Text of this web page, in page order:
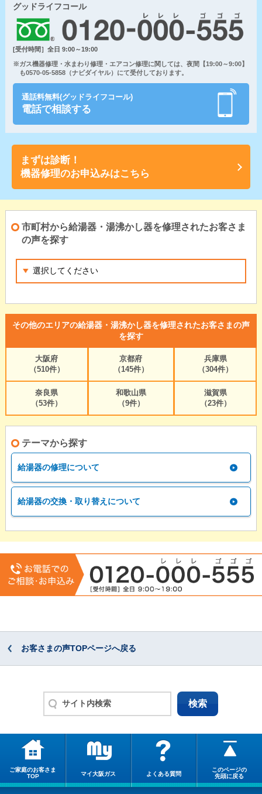
グッドライフコール
[受付時間］全日 9:00～19:00
※ガス機器修理・水まわり修理・エアコン修理に関しては、夜間【19:00～9:00】
も0570-05-5858（ナビダイヤル）にて受付しております。
通話料無料(グッドライフコール)
電話で相談する
まずは診断！
機器修理のお申込みはこちら
市町村から給湯器・湯沸かし器を修理されたお客さま
の声を探す
その他のエリアの給湯器・湯沸かし器を修理されたお客さまの声
を探す
大阪府
（510件）
京都府
（145件）
兵庫県
（304件）
奈良県
（53件）
和歌山県
（9件）
滋賀県
（23件）
テーマから探す
給湯器の修理について
給湯器の交換・取り替えについて
お客さまの声TOPページへ戻る
ご家庭のお客さま
TOP
マイ大阪ガス よくある質問
このページの
先頭に戻る